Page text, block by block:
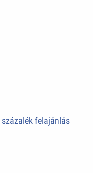
felajánlás